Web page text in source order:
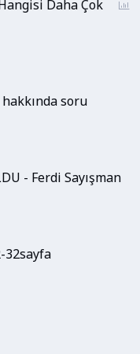
Daha Çok
soru
- Ferdi Sayışman
32sayfa